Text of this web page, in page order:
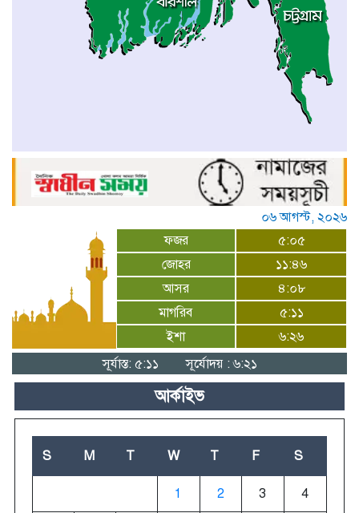
০৬ আগস্ট, ২০২৬
ফজর
৫:০৫
জোহর
১১:৪৬
আসর
৪:০৮
মাগরিব
৫:১১
ইশা
৬:২৬
সূর্যাস্ত: ৫:১১
সূর্যোদয় : ৬:২১
আর্কাইভ
S M T W T F S
1 2 3 4